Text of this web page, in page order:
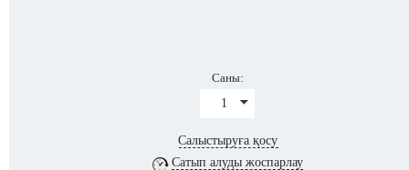
Саны:
1
Салыстыруға қосу
Сатып алуды жоспарлау